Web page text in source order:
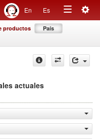
En Es
Toggle
productos País
actuales